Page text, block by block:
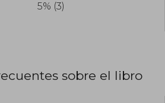
5% (3)
sobre el libro